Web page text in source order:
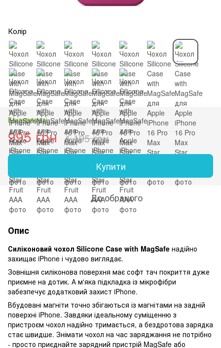
Колір
В наявності
995 грн 1 195 грн
Купити
До обраного
Опис
Силіконовий чохол Silicone Case with MagSafe надійно
захищає iPhone і чудово виглядає.
Зовнішня силіконова поверхня має софт тач покриття дуже
приємне на дотик. А м'яка підкладка із мікрофібри
забезпечує додатковий захист iPhone.
Вбудовані магніти точно збігаються із магнітами на задній
поверхні iPhone. Завдяки ідеальному суміщенню з
пристроєм чохол надійно тримається, а бездротова зарядка
стає швидше. Знімати чохол на час заряджання не потрібно
- просто приєднайте зарядний пристрій MagSafe або